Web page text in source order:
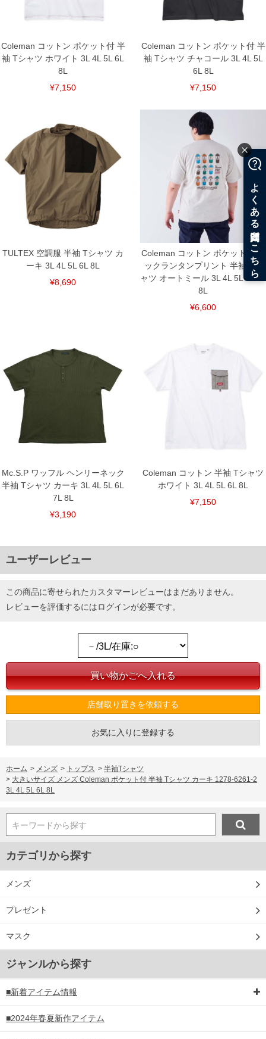
※当店での掲載商品は、実店鋪と在庫を共用しておりますので店頭での売り違い、店
連絡させて頂きますので予めご了承ください。
Coleman コットン ポケット付 半
袖 Tシャツ ホワイト 3L 4L 5L 6L
8L
¥7,150
Coleman コットン ポケット付 半
袖 Tシャツ チャコール 3L 4L 5L
6L 8L
¥7,150
TULTEX 空調服 半袖 Tシャツ カ
ーキ 3L 4L 5L 6L 8L
¥8,690
Coleman コットン ポケット付 バ
ックランタンプリント 半袖 Tシ
ャツ オートミール 3L 4L 5L 6L 7L
8L
¥6,600
Mc.S.P ワッフル ヘンリーネック
半袖 Tシャツ カーキ 3L 4L 5L 6L
7L 8L
¥3,190
Coleman コットン 半袖 Tシャツ
ホワイト 3L 4L 5L 6L 8L
¥7,150
ユーザーレビュー
この商品に寄せられたカスタマーレビューはまだありません。
レビューを評価するにはログインが必要です。
店舗取り置きを依頼する
お気に入りに登録する
ホーム > メンズ > トップス > 半袖Tシャツ
> 大きいサイズ メンズ Coleman ポケット付 半袖 Tシャツ カーキ 1278-6261-2
3L 4L 5L 6L 8L
キーワードから探す
カテゴリから探す
メンズ
プレゼント
マスク
ジャンルから探す
■新着アイテム情報
■2024年春夏新作アイテム